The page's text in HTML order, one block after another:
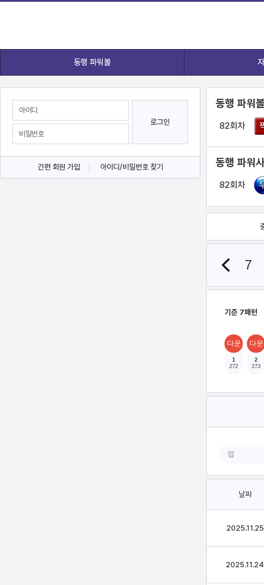
동행 파워볼
로그인
간편 회원 가입 아이디/비밀번호 찾기
동행 파워
82회차
동행 파워
82회차
7
기준 7패턴
다운
1
272
다운
2
273
업
날짜
2025.11.25
2025.11.24